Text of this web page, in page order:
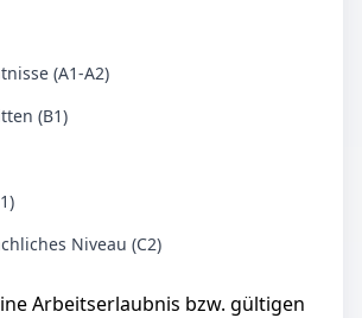
(A1-A2)
(B1)
Niveau (C2)
Arbeitserlaubnis bzw. gültigen